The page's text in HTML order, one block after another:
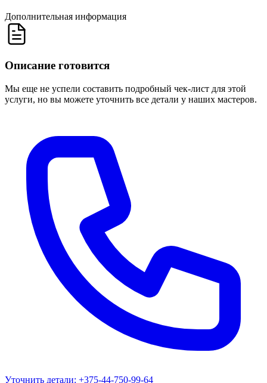
Дополнительная информация
Описание готовится
Мы еще не успели составить подробный чек-лист для этой
услуги, но вы можете уточнить все детали у наших мастеров.
Уточнить детали: +375-44-750-99-64